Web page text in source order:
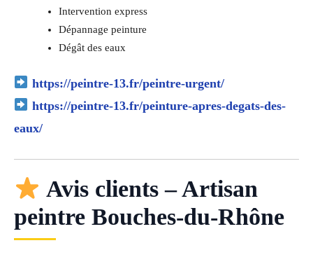
Intervention express
Dépannage peinture
Dégât des eaux
https://peintre-13.fr/peintre-urgent/
https://peintre-13.fr/peinture-apres-degats-des-
eaux/
Avis clients – Artisan
peintre Bouches-du-Rhône